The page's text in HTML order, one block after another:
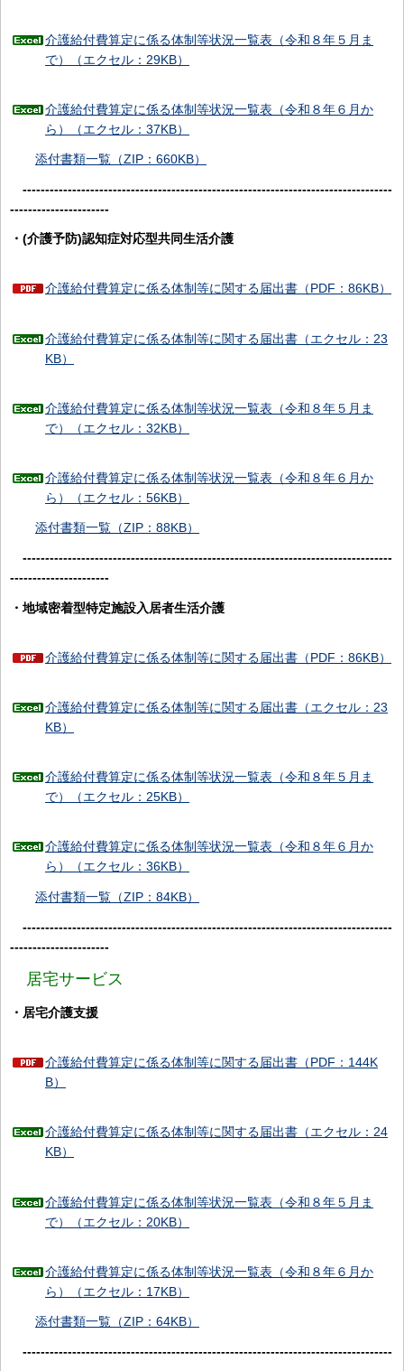
介護給付費算定に係る体制等状況一覧表（令和８年５月ま
で）（エクセル：29KB）
介護給付費算定に係る体制等状況一覧表（令和８年６月か
ら）（エクセル：37KB）
添付書類一覧（ZIP：660KB）
----------------------------------------------------------------------------------
----------------------
・(介護予防)認知症対応型共同生活介護
介護給付費算定に係る体制等に関する届出書（PDF：86KB）
介護給付費算定に係る体制等に関する届出書（エクセル：23
KB）
介護給付費算定に係る体制等状況一覧表（令和８年５月ま
で）（エクセル：32KB）
介護給付費算定に係る体制等状況一覧表（令和８年６月か
ら）（エクセル：56KB）
添付書類一覧（ZIP：88KB）
----------------------------------------------------------------------------------
----------------------
・地域密着型特定施設入居者生活介護
介護給付費算定に係る体制等に関する届出書（PDF：86KB）
介護給付費算定に係る体制等に関する届出書（エクセル：23
KB）
介護給付費算定に係る体制等状況一覧表（令和８年５月ま
で）（エクセル：25KB）
介護給付費算定に係る体制等状況一覧表（令和８年６月か
ら）（エクセル：36KB）
添付書類一覧（ZIP：84KB）
----------------------------------------------------------------------------------
----------------------
居宅サービス
・居宅介護支援
介護給付費算定に係る体制等に関する届出書（PDF：144K
B）
介護給付費算定に係る体制等に関する届出書（エクセル：24
KB）
介護給付費算定に係る体制等状況一覧表（令和８年５月ま
で）（エクセル：20KB）
介護給付費算定に係る体制等状況一覧表（令和８年６月か
ら）（エクセル：17KB）
添付書類一覧（ZIP：64KB）
----------------------------------------------------------------------------------